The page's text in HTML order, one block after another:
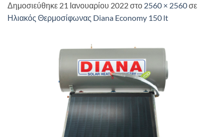
Δημοσιεύθηκε 21 Ιανουαρίου 2022στο 2560 × 2560σε
Ηλιακός Θερμοσίφωνας Diana Economy 150 lt